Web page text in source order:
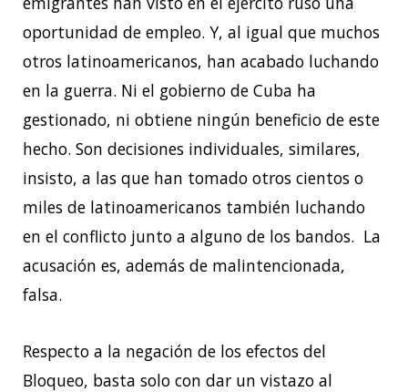
oportunidad de empleo. Y, al igual que muchos
otros latinoamericanos, han acabado luchando
en la guerra. Ni el gobierno de Cuba ha
gestionado, ni obtiene ningún beneficio de este
hecho. Son decisiones individuales, similares,
insisto, a las que han tomado otros cientos o
miles de latinoamericanos también luchando
en el conflicto junto a alguno de los bandos. La
acusación es, además de malintencionada,
falsa.
Respecto a la negación de los efectos del
Bloqueo, basta solo con dar un vistazo al